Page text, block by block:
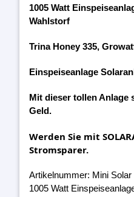
1005 Watt
Wahlstorf
Trina Honey 335,
Einspeiseanlage
Mit dieser tollen Anlage
Geld.
Werden Sie mit
Stromsparer.
Artikelnummer: Mini Solar
1005 Watt